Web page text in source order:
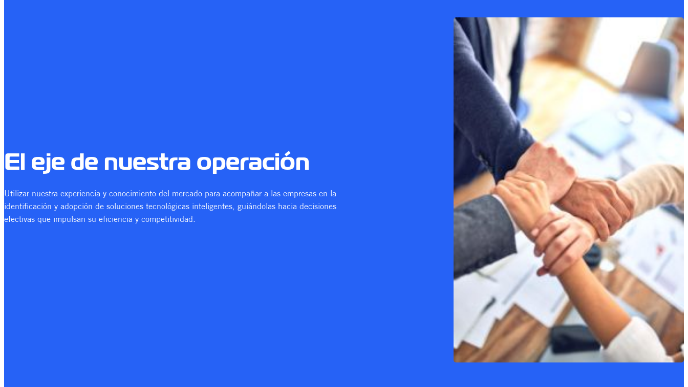
El eje de nuestra operación
Utilizar nuestra experiencia y conocimiento del mercado para acompañar a las empresas en la
identificación y adopción de soluciones tecnológicas inteligentes, guiándolas hacia decisiones
efectivas que impulsan su eficiencia y competitividad.